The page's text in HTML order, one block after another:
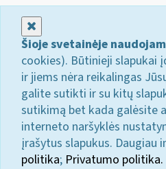
Šioje svetainėje
cookies). Būtinieji slapukai
ir jiems nėra reikalingas
galite sutikti ir su kitų
sutikimą bet kada galėsite
interneto naršyklės
įrašytus slapukus. Daugiau
politika; Privatumo politika.